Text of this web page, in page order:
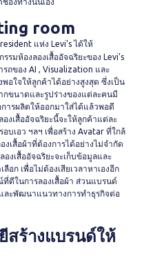
room
แห่ง Levi’s ได้ให้
รมห้องลองเสื้ออัจฉริยะของ Levi’s
รถของ AI , Visualization และ
อใจให้ลูกค้าได้อย่างสูงสุด ซึ่งเป็น
กขนาดและรูปร่างของแต่ละคนมี
ารผลิตให้ออกมาใส่ได้แล้วพอดี
งเสื้ออัจฉริยะนี้จะให้ลูกค้าแต่ละ
บเอว ฯลฯ เพื่อสร้าง Avatar ที่ใกล้
เสื้อผ้าที่ต้องการได้อย่างไม่จำกัด
งเสื้ออัจฉริยะจะเก็บข้อมูลและ
ก เพื่อไม่ต้องเสียเวลาหาเองอีก
ดีในการลองเสื้อผ้า ส่วนแบรนด์
ละพัฒนาแนวทางการทำธุรกิจต่อ
สร้างแบรนด์ให้